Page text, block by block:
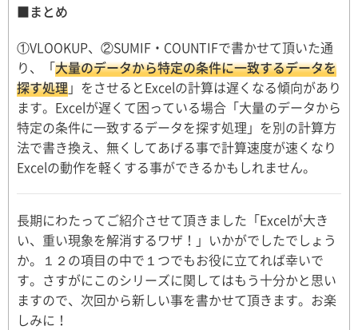
■まとめ
①VLOOKUP、②SUMIF・COUNTIFで書かせて頂いた通
り、「大量のデータから特定の条件に一致するデータを
探す処理」をさせるとExcelの計算は遅くなる傾向があり
ます。Excelが遅くて困っている場合「大量のデータから
特定の条件に一致するデータを探す処理」を別の計算方
法で書き換え、無くしてあげる事で計算速度が速くなり
Excelの動作を軽くする事ができるかもしれません。
長期にわたってご紹介させて頂きました「Excelが大き
い、重い現象を解消するワザ！」いかがでしたでしょう
か。１２の項目の中で１つでもお役に立てれば幸いで
す。さすがにこのシリーズに関してはもう十分かと思い
ますので、次回から新しい事を書かせて頂きます。お楽
しみに！